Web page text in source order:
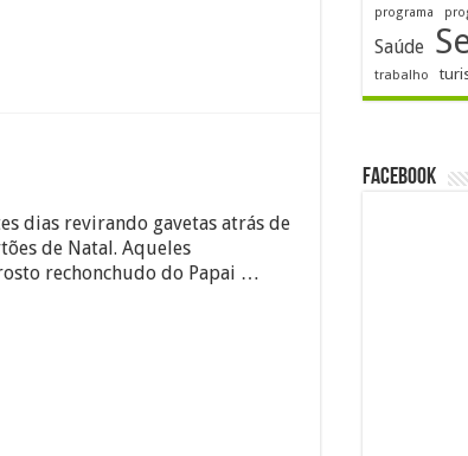
dias revirando gavetas atrás de
de Natal. Aqueles
rechonchudo do Papai …
programa
Saúde
trabalho
FACEBOOK